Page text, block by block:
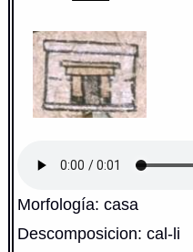
Morfología: casa
Descomposicion: cal-li